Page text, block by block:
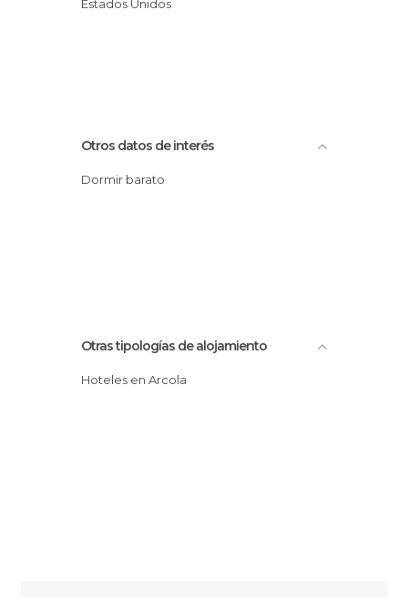
Estados Unidos
Otros datos de interés
Dormir barato
Otras tipologías de alojamiento
Hoteles en Arcola